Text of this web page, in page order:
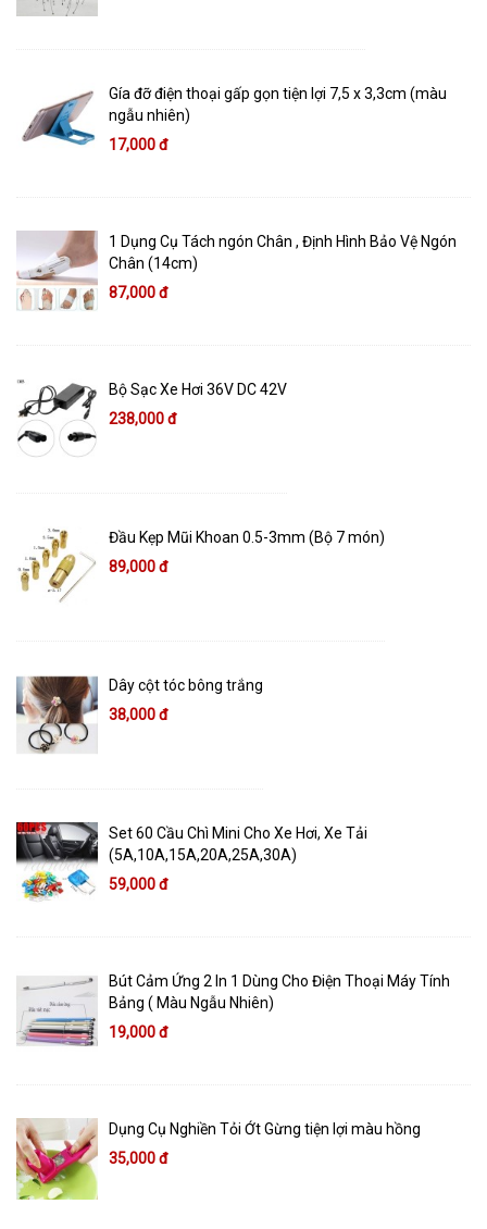
Gía đỡ điện thoại gấp gọn tiện lợi 7,5 x 3,3cm (màu
ngẫu nhiên)
17,000 đ
1 Dụng Cụ Tách ngón Chân , Định Hình Bảo Vệ Ngón
Chân (14cm)
87,000 đ
Bộ Sạc Xe Hơi 36V DC 42V
238,000 đ
Đầu Kẹp Mũi Khoan 0.5-3mm (Bộ 7 món)
89,000 đ
Dây cột tóc bông trắng
38,000 đ
Set 60 Cầu Chì Mini Cho Xe Hơi, Xe Tải
(5A,10A,15A,20A,25A,30A)
59,000 đ
Bút Cảm Ứng 2 In 1 Dùng Cho Điện Thoại Máy Tính
Bảng ( Màu Ngẫu Nhiên)
19,000 đ
Dụng Cụ Nghiền Tỏi Ớt Gừng tiện lợi màu hồng
35,000 đ